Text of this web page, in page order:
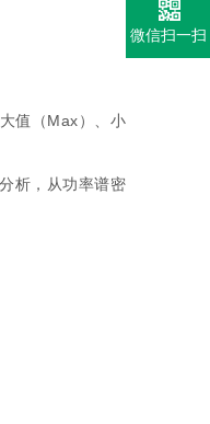
值（Max）、小
析，从功率谱密
微信扫一扫